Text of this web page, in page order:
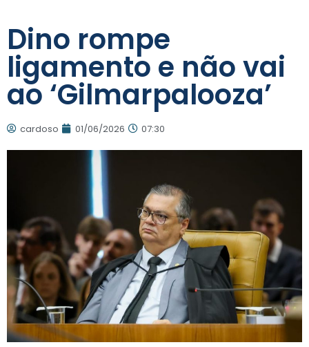
Dino rompe
ligamento e não vai
ao ‘Gilmarpalooza’
cardoso 01/06/2026 07:30